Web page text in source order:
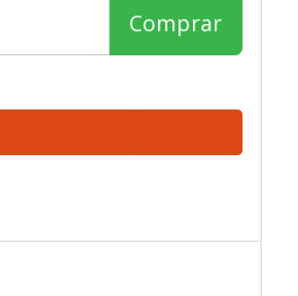
Comprar